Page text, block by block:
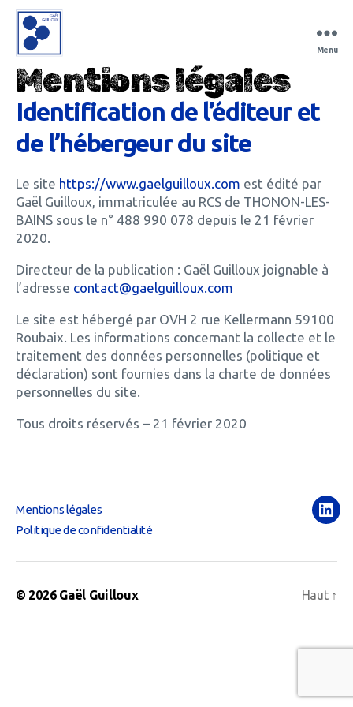
Gaël
Guilloux
Menu
Mentions légales
Identification de l’éditeur et
de l’hébergeur du site
Le site https://www.gaelguilloux.com est édité par
Gaël Guilloux, immatriculée au RCS de THONON-LES-
BAINS sous le n° 488 990 078 depuis le 21 février
2020.
Directeur de la publication : Gaël Guilloux joignable à
l’adresse contact@gaelguilloux.com
Le site est hébergé par OVH 2 rue Kellermann 59100
Roubaix. Les informations concernant la collecte et le
traitement des données personnelles (politique et
déclaration) sont fournies dans la charte de données
personnelles du site.
Tous droits réservés – 21 février 2020
Mentions légales
Politique de confidentialité
© 2026 Gaël Guilloux Haut ↑